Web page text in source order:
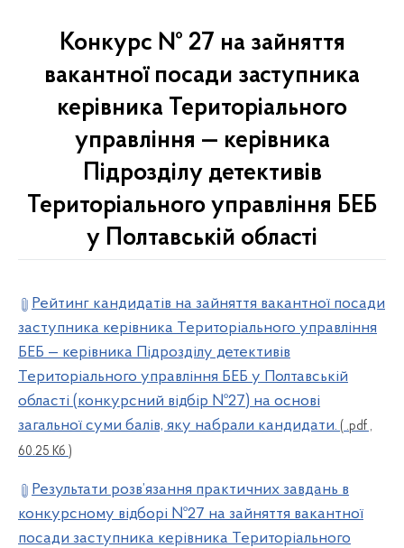
Конкурс № 27 на зайняття
вакантної посади заступника
керівника Територіального
управління — керівника
Підрозділу детективів
Територіального управління БЕБ
у Полтавській області
Рейтинг кандидатів на зайняття вакантної посади
заступника керівника Територіального управління
БЕБ — керівника Підрозділу детективів
Територіального управління БЕБ у Полтавській
області (конкурсний відбір №27) на основі
загальної суми балів, яку набрали кандидати. ( .pdf ,
60.25 Кб )
Результати розв’язання практичних завдань в
конкурсному відборі №27 на зайняття вакантної
посади заступника керівника Територіального